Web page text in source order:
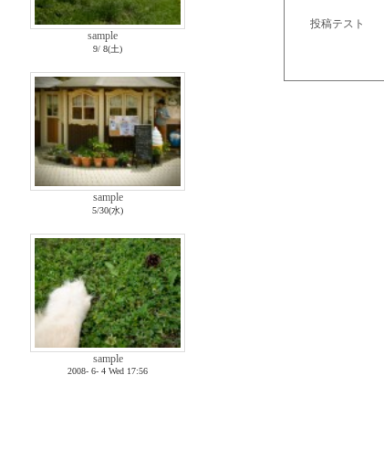
sample
9/ 8(土)
sample
5/30(水)
sample
2008- 6- 4 Wed 17:56
投稿テスト